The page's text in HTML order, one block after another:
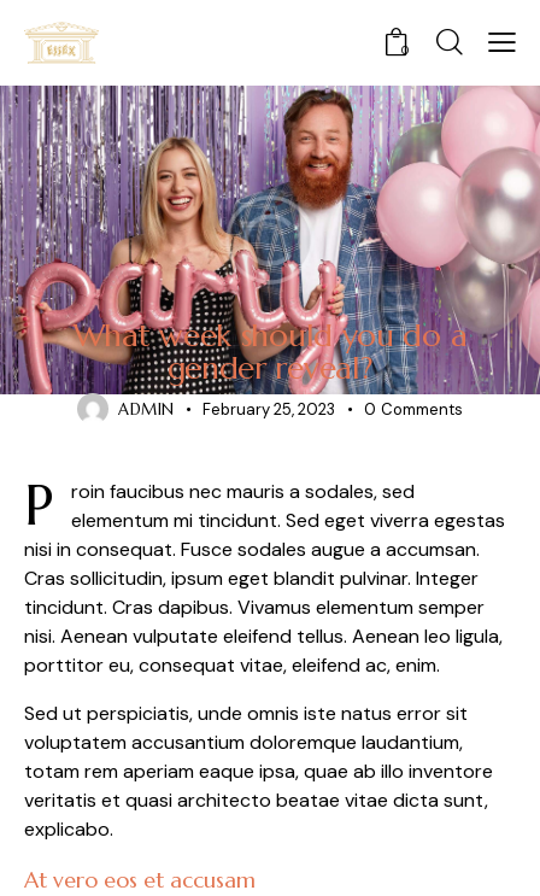
0
GENDER REVEAL
What week should you do a
gender reveal?
ADMIN February 25, 2023 0 Comments
P
roin faucibus nec mauris a sodales, sed
elementum mi tincidunt. Sed eget viverra egestas
nisi in consequat. Fusce sodales augue a accumsan.
Cras sollicitudin, ipsum eget blandit pulvinar. Integer
tincidunt. Cras dapibus. Vivamus elementum semper
nisi. Aenean vulputate eleifend tellus. Aenean leo ligula,
porttitor eu, consequat vitae, eleifend ac, enim.
Sed ut perspiciatis, unde omnis iste natus error sit
voluptatem accusantium doloremque laudantium,
totam rem aperiam eaque ipsa, quae ab illo inventore
veritatis et quasi architecto beatae vitae dicta sunt,
explicabo.
At vero eos et accusam